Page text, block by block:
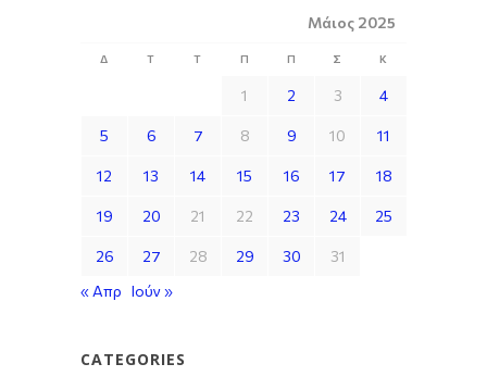
Μάιος 2025
Δ Τ Τ Π Π Σ Κ
1 2 3 4
5 6 7 8 9 10 11
12 13 14 15 16 17 18
19 20 21 22 23 24 25
26 27 28 29 30
31
« Απρ Ιούν »
CATEGORIES